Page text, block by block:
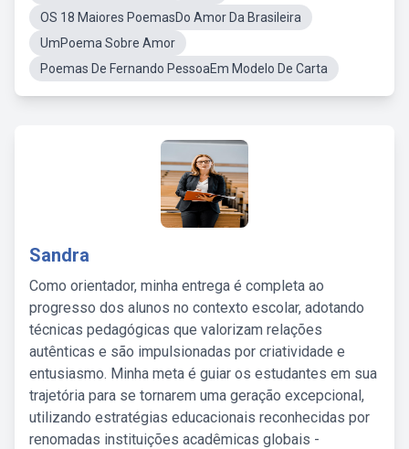
OS 18 Maiores PoemasDo Amor Da Brasileira
UmPoema Sobre Amor
Poemas De Fernando PessoaEm Modelo De Carta
Sandra
Como orientador, minha entrega é completa ao
progresso dos alunos no contexto escolar, adotando
técnicas pedagógicas que valorizam relações
autênticas e são impulsionadas por criatividade e
entusiasmo. Minha meta é guiar os estudantes em sua
trajetória para se tornarem uma geração excepcional,
utilizando estratégias educacionais reconhecidas por
renomadas instituições acadêmicas globais -